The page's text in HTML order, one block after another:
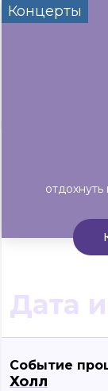
Концерты
Дата
Событие
Холл